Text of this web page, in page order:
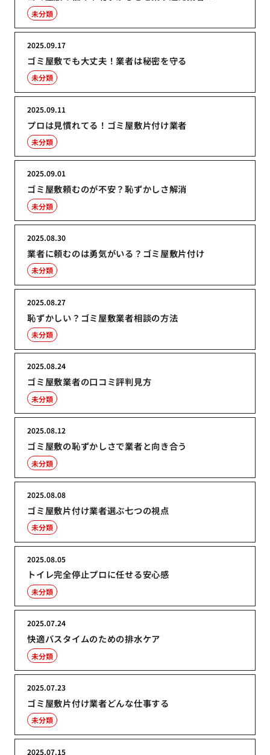
未分類
ゴミ屋敷でも大丈夫！業者は秘密を守る
2025.09.17
未分類
プロは見慣れてる！ゴミ屋敷片付け業者
2025.09.11
未分類
ゴミ屋敷頼むのが不安？恥ずかしさ解消
2025.09.01
未分類
業者に頼むのは勇気がいる？ゴミ屋敷片付け
2025.08.30
未分類
恥ずかしい？ゴミ屋敷業者相談の方法
2025.08.27
未分類
ゴミ屋敷業者の口コミ評判見方
2025.08.24
未分類
ゴミ屋敷の恥ずかしさで業者と向き合う
2025.08.12
未分類
ゴミ屋敷片付け業者選ぶ七つの視点
2025.08.08
未分類
トイレ完全停止プロに任せる安心感
2025.08.05
未分類
快適バスタイムのための排水ケア
2025.07.24
未分類
ゴミ屋敷片付け業者どんな仕事する
2025.07.23
未分類
2025.07.15